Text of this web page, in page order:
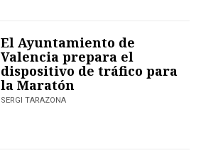
El Ayuntamiento de
Valencia prepara el
dispositivo de tráfico para
la Maratón
SERGI TARAZONA